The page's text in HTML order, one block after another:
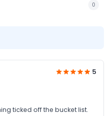
0
5
ticked off the bucket list.